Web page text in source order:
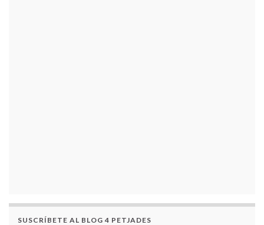
SUSCRÍBETE AL BLOG 4 PETJADES